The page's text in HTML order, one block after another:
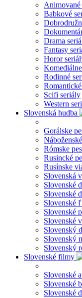
Animované
Babkové
Drama
Fantasy
Horor
Rodinné
Scifi seriály
Western
Slovenská hudba
Gorálske
Rómske
Rusincké
Rusínske
Slovenská
Slovenské
Slovenské
Slovenské
Slovenské
Slovenské
Slovenský
Slovenský
Slovenský
Slovenské filmy
Slovenské
Slovenské
Slovenské